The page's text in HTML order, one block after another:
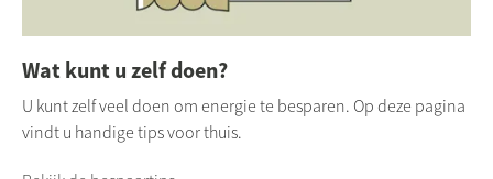
Wat kunt u zelf doen?
U kunt zelf veel doen om energie te besparen. Op deze pagina
vindt u handige tips voor thuis.